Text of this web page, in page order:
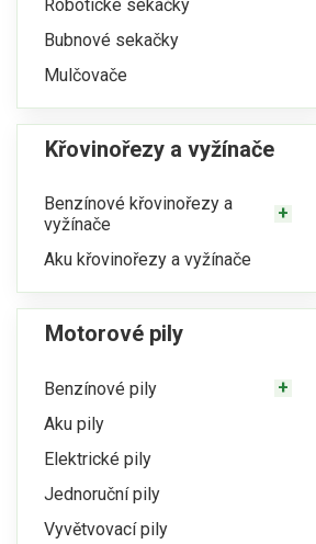
Robotické sekačky
Bubnové sekačky
Mulčovače
Křovinořezy a vyžínače
Benzínové křovinořezy a
vyžínače
Aku křovinořezy a vyžínače
Motorové pily
Benzínové pily
Aku pily
Elektrické pily
Jednoruční pily
Vyvětvovací pily